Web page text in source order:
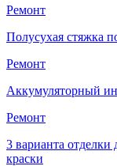
Ремонт
Полусухая стяжка
Ремонт
Аккумуляторный
Ремонт
3 варианта
краски